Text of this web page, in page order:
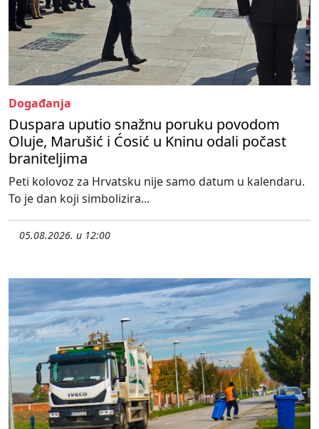
Događanja
Duspara uputio snažnu poruku povodom
Oluje, Marušić i Ćosić u Kninu odali počast
braniteljima
Peti kolovoz za Hrvatsku nije samo datum u kalendaru.
To je dan koji simbolizira...
05.08.2026. u 12:00